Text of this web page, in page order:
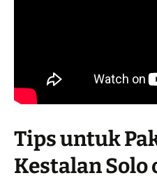
Tips untuk
Kestalan Solo